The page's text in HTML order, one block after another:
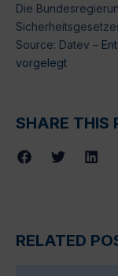
Die
Source: Datev –
vorgelegt
SHARE THIS
RELATED